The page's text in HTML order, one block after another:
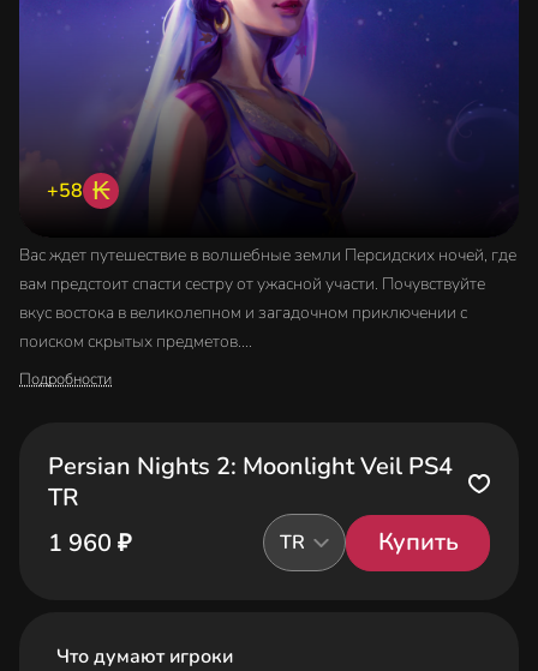
+58 ₭
Вас ждет путешествие в волшебные земли Персидских ночей, где
вам предстоит спасти сестру от ужасной участи. Почувствуйте
вкус востока в великолепном и загадочном приключении с
поиском скрытых предметов.
День Матаба подходит к концу. В это время аура двух лун не
В этом году в Академии произошло множество необъяснимых
происшествий, которые тщательнейшим образом расследуются
таинственным незнакомцем. Кроме этого, при странных
обстоятельствах исчезает ваша сестра. К сожалению, это лишь
начало череды неприятностей, с которыми вам предстоит
персидских сказок и легенд. Вы сможете приручить мифических
Подробности
Persian Nights 2: Moonlight Veil PS4
TR
1 960 ₽
TR Купить
Что думают игроки